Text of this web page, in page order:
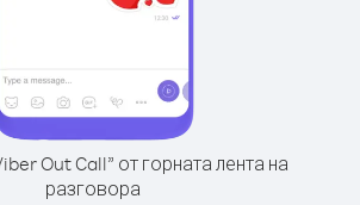
Out Call” от горната лента на
разговора